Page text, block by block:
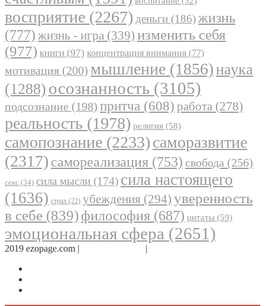
восприятие (2267) деньги (186)жизнь
(777) жизнь - игра (339) изменить себя
(977) книги (97) концентрация внимания (77)
мотивация (200) мышление (1856)наука
(1288) осознанность (3105)
подсознание (198) притча (608) работа (278)
реальность (1978) религия (58)
самопознание (2233)саморазвитие
(2317) самореализация (753) свобода (256)
секс (34) сила мысли (174) сила настоящего
(1636) страх (22) убеждения (294) уверенность
в себе (839) философия (687) цитаты (59)
эмоциональная сфера (2651)
2019 ezopage.com | |